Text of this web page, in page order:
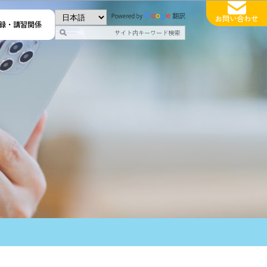
・講習関係
お問い合わせ